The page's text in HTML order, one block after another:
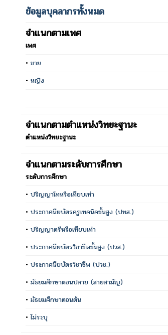
ข้อมูลบุคลากรทั้งหมด
จำแนกตามเพศ
เพศ
• ชาย
• หญิง
จำแนกตามตำแหน่งวิทยะฐานะ
ตำแหน่งวิทยะฐานะ
จำแนกตามระดับการศึกษา
ระดับการศึกษา
• ปริญญาโทหรือเทียบเท่า
• ประกาศนียบัตรครูเทคนิคชั้นสูง (ปทส.)
• ปริญญาตรีหรือเทียบเท่า
• ประกาศนียบัตรวิชาชีพชั้นสูง (ปวส.)
• ประกาศนียบัตรวิชาชีพ (ปวช.)
• มัธยมศึกษาตอนปลาย (สายสามัญ)
• มัธยมศึกษาตอนต้น
•ไม่ระบุ